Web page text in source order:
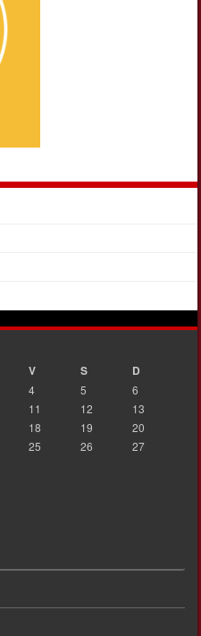
V S D
4 5
6
11 12
13
18 19
20
25 26
27